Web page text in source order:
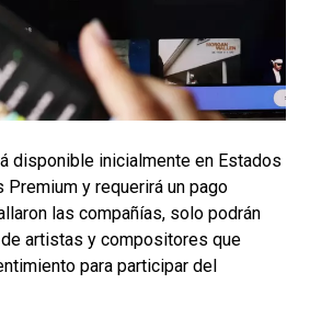
disponible inicialmente en Estados
Premium y requerirá un pago
las compañías, solo podrán
artistas y compositores que
para participar del